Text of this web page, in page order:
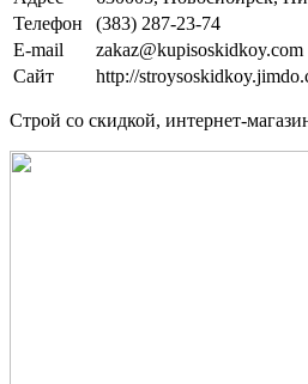
Телефон
(383) 287-23-74
E-mail
zakaz@kupisoskidkoy.com
Сайт
http://
Строй со скидкой, интернет-